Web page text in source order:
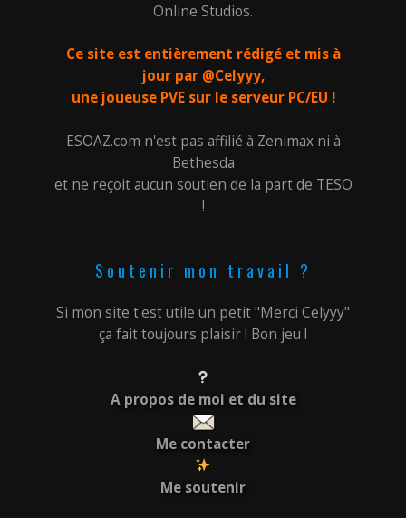
Online Studios.
Ce site est entièrement rédigé et mis à
jour par @Celyyy,
une joueuse PVE sur le serveur PC/EU !
ESOAZ.com n'est pas affilié à Zenimax ni à
Bethesda
et ne reçoit aucun soutien de la part de TESO
!
Soutenir mon travail ?
Si mon site t'est utile un petit "Merci Celyyy"
ça fait toujours plaisir ! Bon jeu !
A propos de moi et du site
Me contacter
Me soutenir